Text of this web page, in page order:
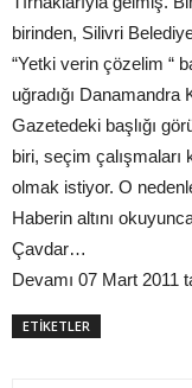
birinden, Silivri
“Yetki verin çözelim “
uğradığı Danamandra
Gazetedeki başlığı
biri, seçim çalışmaları
olmak istiyor. O
Haberin altını
Çavdar…
Devamı 07 Mart 2011
ETİKETLER